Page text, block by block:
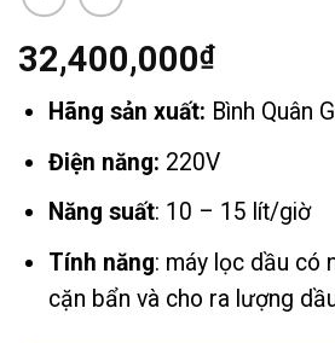
32,400,000₫
Hãng sản xuất: Bình Quân
Điện năng: 220V
Năng suất: 10 – 15 lít/giờ
Tính năng: máy lọc dầu có
cặn bẩn và cho ra lượng